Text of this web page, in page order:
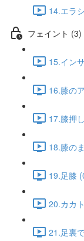
14.エラ
フェイント (3)
15.イン
16.膝の
17.膝押
18.膝の
19.足膝
20.カカ
21.足裏